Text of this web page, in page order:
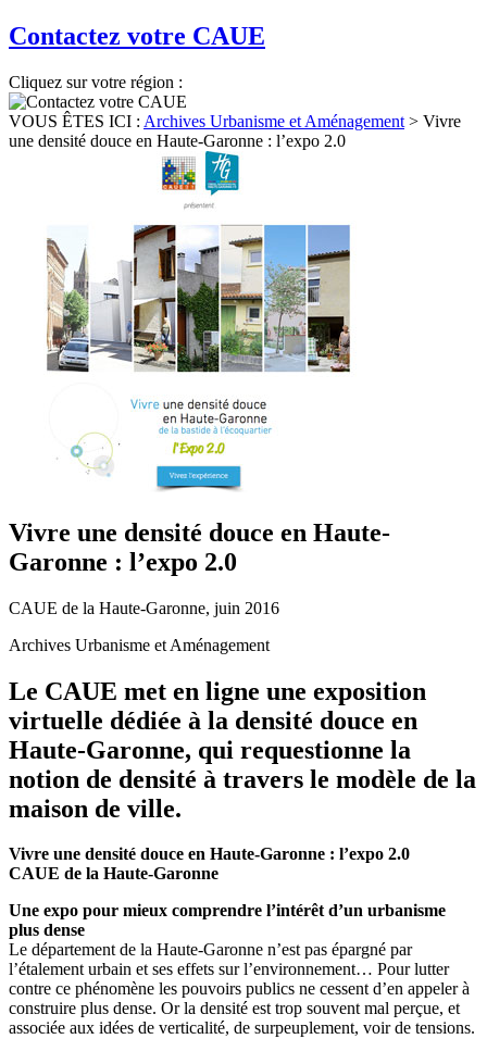
Contactez votre CAUE
Cliquez sur votre région :
VOUS ÊTES ICI : Archives Urbanisme et Aménagement > Vivre
une densité douce en Haute-Garonne : l’expo 2.0
Vivre une densité douce en Haute-
Garonne : l’expo 2.0
CAUE de la Haute-Garonne, juin 2016
Archives Urbanisme et Aménagement
Le CAUE met en ligne une exposition
virtuelle dédiée à la densité douce en
Haute-Garonne, qui requestionne la
notion de densité à travers le modèle de la
maison de ville.
Vivre une densité douce en Haute-Garonne : l’expo 2.0
CAUE de la Haute-Garonne
Une expo pour mieux comprendre l’intérêt d’un urbanisme
plus dense
Le département de la Haute-Garonne n’est pas épargné par
l’étalement urbain et ses effets sur l’environnement… Pour lutter
contre ce phénomène les pouvoirs publics ne cessent d’en appeler à
construire plus dense. Or la densité est trop souvent mal perçue, et
associée aux idées de verticalité, de surpeuplement, voir de tensions.